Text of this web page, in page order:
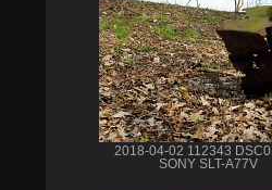
2018-04-02 112343
SONY SLT-A77V